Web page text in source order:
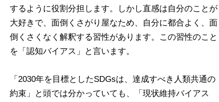
するように役割分担します。しかし直感は自分のことが
大好きで、面倒くさがり屋なため、自分に都合よく、面
倒くさくなく解釈する習性があります。この習性のこと
を「認知バイアス」と言います。
「2030年を目標としたSDGsは、達成すべき人類共通の
約束」と頭では分かっていても、「現状維持バイアス